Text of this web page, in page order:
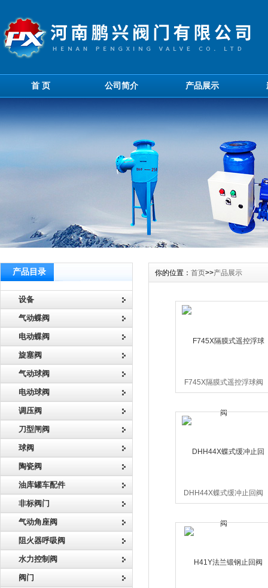
首 页 公司简介 产品展示
产品目录
设备
气动蝶阀
电动蝶阀
旋塞阀
气动球阀
电动球阀
调压阀
刀型闸阀
球阀
陶瓷阀
油库罐车配件
非标阀门
气动角座阀
阻火器呼吸阀
水力控制阀
阀门
你的位置： 首页>>产品展示
F745X隔膜式遥控浮球阀
DHH44X蝶式缓冲止回阀